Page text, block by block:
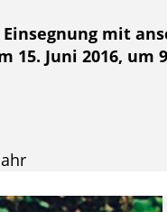
mit
15. Juni 2016, um